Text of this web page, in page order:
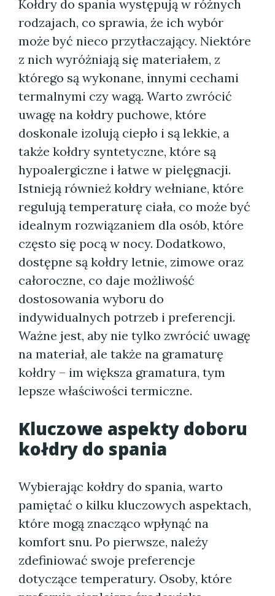
Kołdry do spania występują w różnych
rodzajach, co sprawia, że ich wybór
może być nieco przytłaczający. Niektóre
z nich wyróżniają się materiałem, z
którego są wykonane, innymi cechami
termalnymi czy wagą. Warto zwrócić
uwagę na kołdry puchowe, które
doskonale izolują ciepło i są lekkie, a
także kołdry syntetyczne, które są
hypoalergiczne i łatwe w pielęgnacji.
Istnieją również kołdry wełniane, które
regulują temperaturę ciała, co może być
idealnym rozwiązaniem dla osób, które
często się pocą w nocy. Dodatkowo,
dostępne są kołdry letnie, zimowe oraz
całoroczne, co daje możliwość
dostosowania wyboru do
indywidualnych potrzeb i preferencji.
Ważne jest, aby nie tylko zwrócić uwagę
na materiał, ale także na gramaturę
kołdry – im większa gramatura, tym
lepsze właściwości termiczne.
Kluczowe aspekty doboru
kołdry do spania
Wybierając kołdry do spania, warto
pamiętać o kilku kluczowych aspektach,
które mogą znacząco wpłynąć na
komfort snu. Po pierwsze, należy
zdefiniować swoje preferencje
dotyczące temperatury. Osoby, które